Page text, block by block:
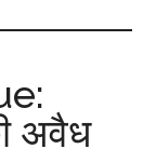
अवैध